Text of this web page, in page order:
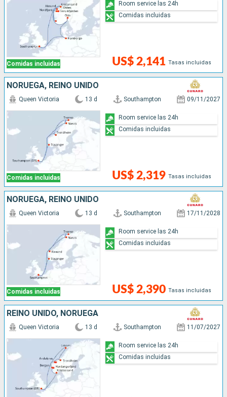
Comidas incluidas US$ 2,141 Tasas incluidas
Room service las 24h
Comidas incluidas
NORUEGA, REINO UNIDO
Comidas incluidas
Queen Victoria 13 d Southampton 09/11/2027
US$ 2,319 Tasas incluidas
Room service las 24h
Comidas incluidas
NORUEGA, REINO UNIDO
Comidas incluidas
Queen Victoria 13 d Southampton 17/11/2028
US$ 2,390 Tasas incluidas
Room service las 24h
Comidas incluidas
REINO UNIDO, NORUEGA
Queen Victoria 13 d Southampton 11/07/2027
Room service las 24h
Comidas incluidas